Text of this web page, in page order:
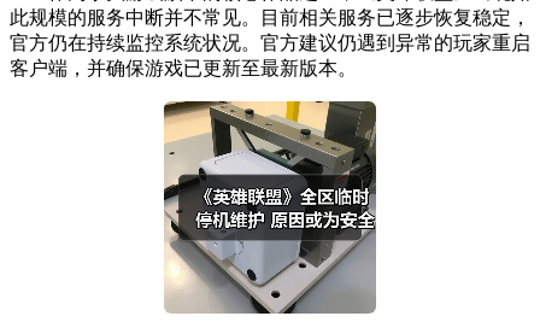
此规模的服务中断并不常见。目前相关服务已逐步恢复稳定，
官方仍在持续监控系统状况。官方建议仍遇到异常的玩家重启
客户端，并确保游戏已更新至最新版本。